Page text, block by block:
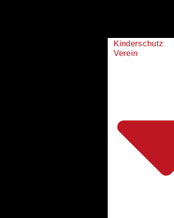
Kinderschutz
Verein